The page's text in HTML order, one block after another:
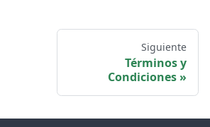
Siguiente
Términos y
Condiciones